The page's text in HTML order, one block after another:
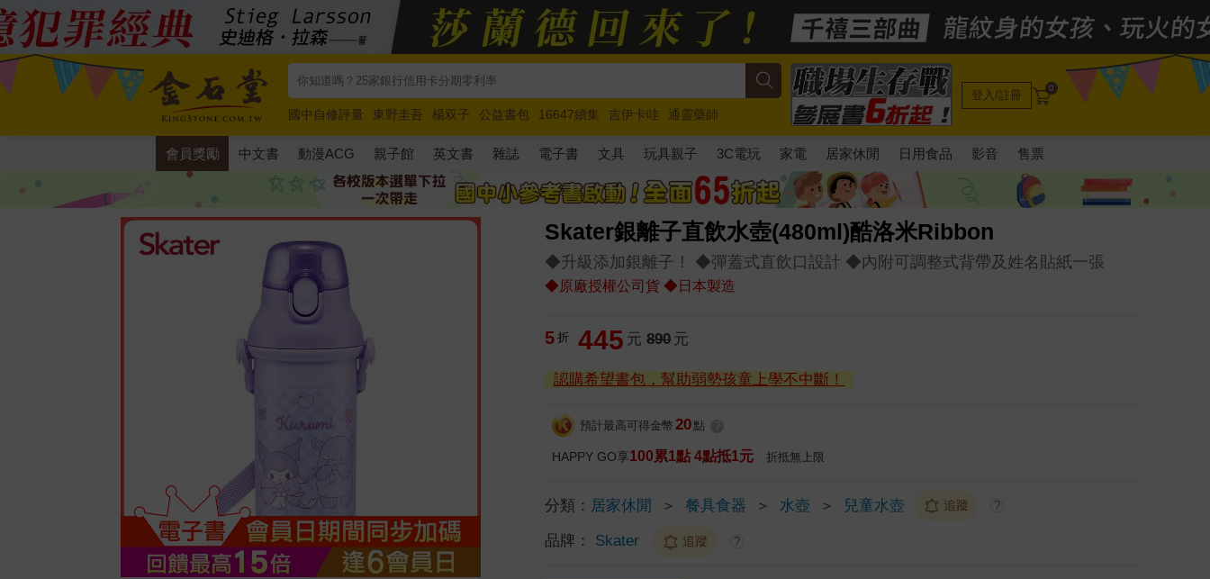
國中自修評量 東野圭吾 楊双子 公益書包 16647續集 吉伊卡哇
通靈藥師
唯紅花綻放
奧德賽 路邊攤新作 馬斯克 玩具總動員5 超慢跑
登入/註冊 0
會員獎勵 中文書 動漫ACG 親子館 英文書 雜誌 電子書 文具 玩具親子 3C電玩 家電 居家休閒 日用食品 影音 售票
Skater銀離子直飲水壺(480ml)酷洛米Ribbon
◆升級添加銀離子！ ◆彈蓋式直飲口設計 ◆內附可調整式背帶及姓名貼紙一張
◆原廠授權公司貨 ◆日本製造
5 折 445 元 890 元
認購希望書包，幫助弱勢孩童上學不中斷！
預計最高可得金幣 20 點
HAPPY GO享100累1點 4點抵1元 折抵無上限
分類： 居家休閒 ＞ 餐具食器 ＞ 水壺 ＞ 兒童水壺 追蹤 ?
品牌： Skater 追蹤 ?